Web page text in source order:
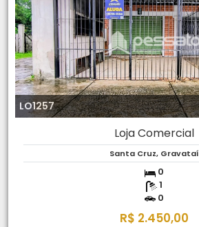
LO1257
Loja Comercial
Santa Cruz, Gravataí
0
1
0
R$ 2.450,00